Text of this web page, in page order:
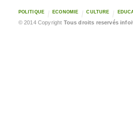
POLITIQUE ECONOMIE CULTURE
© 2014 Copyright Tous droits reservés